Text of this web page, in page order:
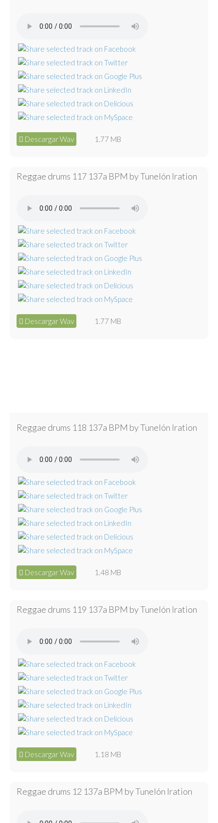
Descargar Wav 1.77 MB
Reggae drums 117 137a BPM by Tunelón Iration
Descargar Wav 1.77 MB
Reggae drums 118 137a BPM by Tunelón Iration
Descargar Wav 1.48 MB
Reggae drums 119 137a BPM by Tunelón Iration
Descargar Wav 1.18 MB
Reggae drums 12 137a BPM by Tunelón Iration